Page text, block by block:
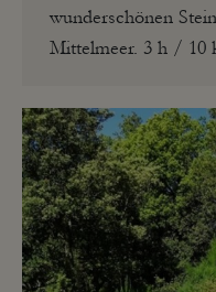
wunderschönen
Mittelmeer. 3 h / 10